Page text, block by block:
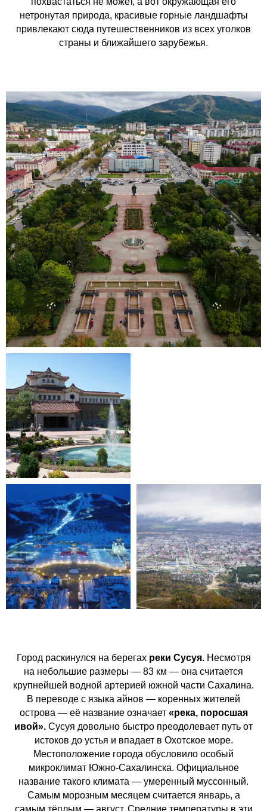
нетронутая природа, красивые горные ландшафты
привлекают сюда путешественников из всех уголков
страны и ближайшего зарубежья.
Город раскинулся на берегах реки Сусуя.Несмотря
на небольшие размеры — 83 км — она считается
крупнейшей водной артерией южной части Сахалина.
В переводе с языка айнов — коренных жителей
острова — её название означает «река, поросшая
ивой». Сусуя довольно быстро преодолевает путь от
истоков до устья и впадает в Охотское море.
Местоположение города обусловило особый
микроклимат Южно-Сахалинска. Официальное
название такого климата — умеренный муссонный.
Самым морозным месяцем считается январь, а
самым тёплым — август. Средние температуры в эти